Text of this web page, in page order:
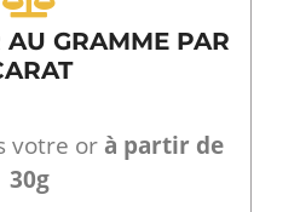
GRAMME PAR
votre orà partir de
30g